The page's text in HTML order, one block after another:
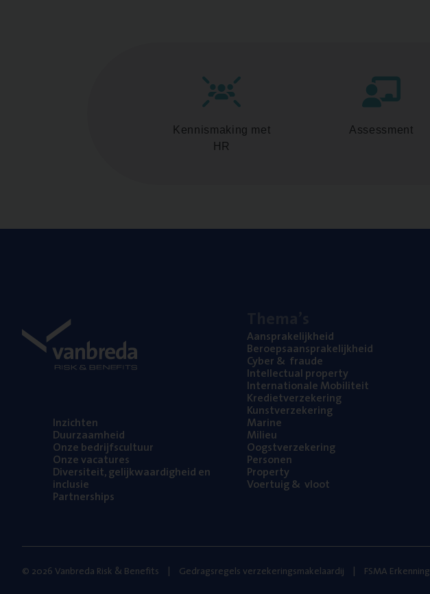
Kennismaking met
HR
Assessment
Inzich­ten
Duur­zaam­heid
Onze bedrijfs­cul­tuur
Onze vaca­tu­res
Diver­si­teit, gelijk­waar­dig­heid en
inclusie
Part­ner­ships
Aan­spra­ke­lijk­heid
Beroeps­aan­spra­ke­lijk­heid
Cyber& fraude
Intel­lec­tu­al property
Inter­na­ti­o­na­le Mobiliteit
Kre­diet­ver­ze­ke­ring
Kunst­ver­ze­ke­ring
Mari­ne
Mili­eu
Oogst­ver­ze­ke­ring
Per­so­nen
Pro­per­ty
Voer­tuig& vloot
© 2026 Vanbreda Risk & Benefits Gedragsregels verzekeringsmakelaardij FSMA Erkenning